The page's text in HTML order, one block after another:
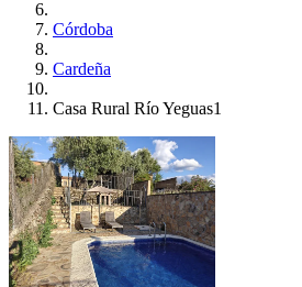
Córdoba
Cardeña
Casa Rural Río Yeguas1